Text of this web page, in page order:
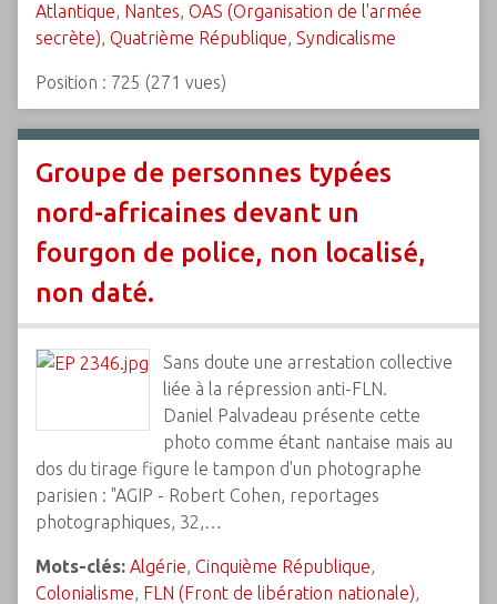
Atlantique, Nantes, OAS (Organisation de l'armée
secrète), Quatrième République, Syndicalisme
Position : 725 (271 vues)
Groupe de personnes typées
nord-africaines devant un
fourgon de police, non localisé,
non daté.
Sans doute une arrestation collective
liée à la répression anti-FLN.
Daniel Palvadeau présente cette
photo comme étant nantaise mais au
dos du tirage figure le tampon d'un photographe
parisien : "AGIP - Robert Cohen, reportages
photographiques, 32,…
Mots-clés: Algérie, Cinquième République,
Colonialisme, FLN (Front de libération nationale),